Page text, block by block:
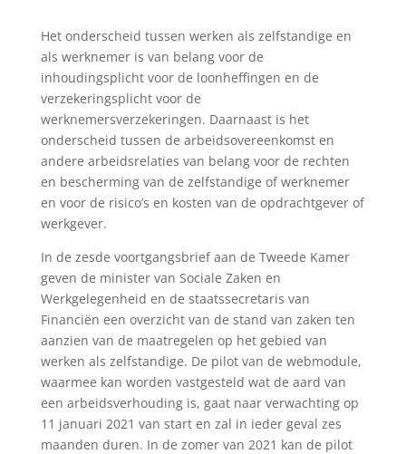
Het onderscheid tussen werken als zelfstandige en
als werknemer is van belang voor de
inhoudingsplicht voor de loonheffingen en de
verzekeringsplicht voor de
werknemersverzekeringen. Daarnaast is het
onderscheid tussen de arbeidsovereenkomst en
andere arbeidsrelaties van belang voor de rechten
en bescherming van de zelfstandige of werknemer
en voor de risico’s en kosten van de opdrachtgever of
werkgever.
In de zesde voortgangsbrief aan de Tweede Kamer
geven de minister van Sociale Zaken en
Werkgelegenheid en de staatssecretaris van
Financiën een overzicht van de stand van zaken ten
aanzien van de maatregelen op het gebied van
werken als zelfstandige. De pilot van de webmodule,
waarmee kan worden vastgesteld wat de aard van
een arbeidsverhouding is, gaat naar verwachting op
11 januari 2021 van start en zal in ieder geval zes
maanden duren. In de zomer van 2021 kan de pilot